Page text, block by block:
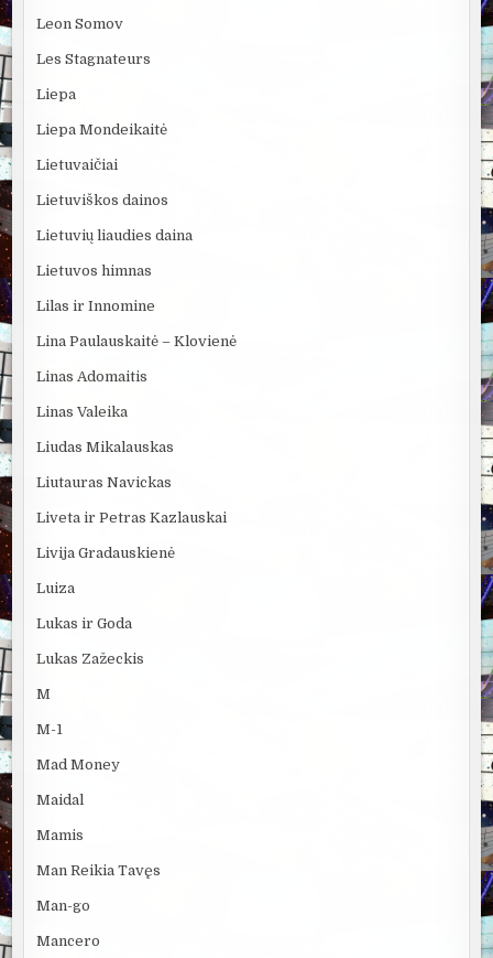
Leon Somov
Les Stagnateurs
Liepa
Liepa Mondeikaitė
Lietuvaičiai
Lietuviškos dainos
Lietuvių liaudies daina
Lietuvos himnas
Lilas ir Innomine
Lina Paulauskaitė – Klovienė
Linas Adomaitis
Linas Valeika
Liudas Mikalauskas
Liutauras Navickas
Liveta ir Petras Kazlauskai
Livija Gradauskienė
Luiza
Lukas ir Goda
Lukas Zažeckis
M
M-1
Mad Money
Maidal
Mamis
Man Reikia Tavęs
Man-go
Mancero